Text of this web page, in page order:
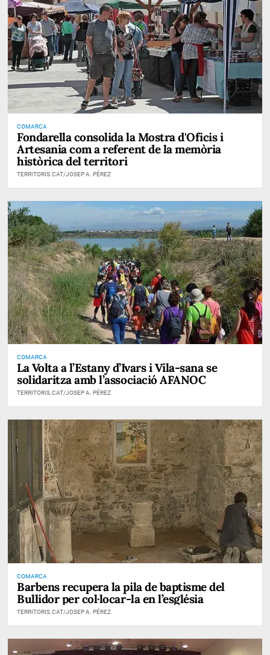
COMARCA
Fondarella consolida la Mostra d'Oficis i
Artesania com a referent de la memòria
històrica del territori
TERRITORIS.CAT/JOSEP A. PÉREZ
COMARCA
La Volta a l’Estany d’Ivars i Vila-sana se
solidaritza amb l’associació AFANOC
TERRITORIS.CAT/JOSEP A. PÉREZ
COMARCA
Barbens recupera la pila de baptisme del
Bullidor per col·locar-la en l’església
TERRITORIS.CAT/JOSEP A. PÉREZ